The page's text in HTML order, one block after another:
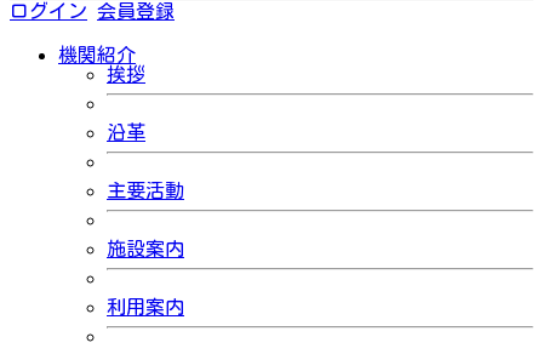
ログイン 会員登録
機関紹介
挨拶
沿革
主要活動
施設案内
利用案内